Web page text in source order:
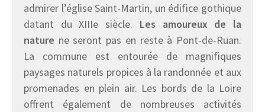
admirer l’église Saint-Martin, un édifice gothique
datant du XIIIe siècle. Les amoureux de la
nature ne seront pas en reste à Pont-de-Ruan.
La commune est entourée de magnifiques
paysages naturels propices à la randonnée et aux
promenades en plein air. Les bords de la Loire
offrent également de nombreuses activités